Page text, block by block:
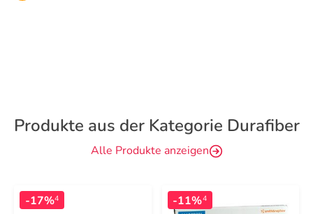
Produkte aus der Kategorie Durafiber
Alle Produkte anzeigen
-17%4 -11%4